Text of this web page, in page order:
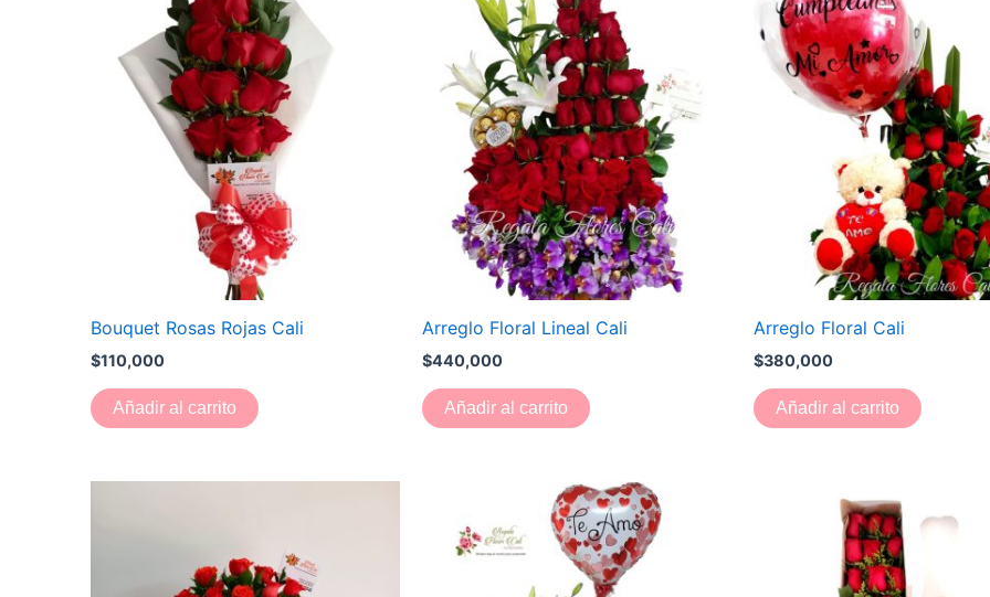
Bouquet Rosas Rojas Cali
$110,000
Añadir al carrito
Arreglo Floral Lineal Cali
$440,000
Añadir al carrito
Arreglo Floral Cali
$380,000
Añadir al carrito